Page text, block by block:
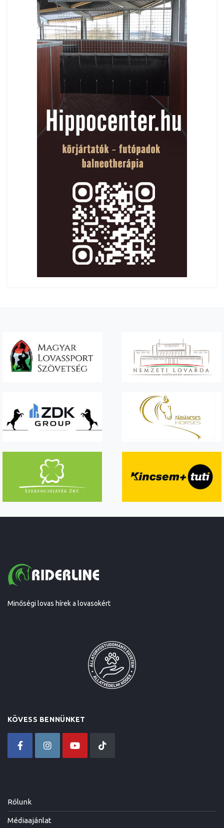
Minőségi lovas hírek a lovasokért
KÖVESS BENNÜNKET
Rólunk
Médiaajánlat